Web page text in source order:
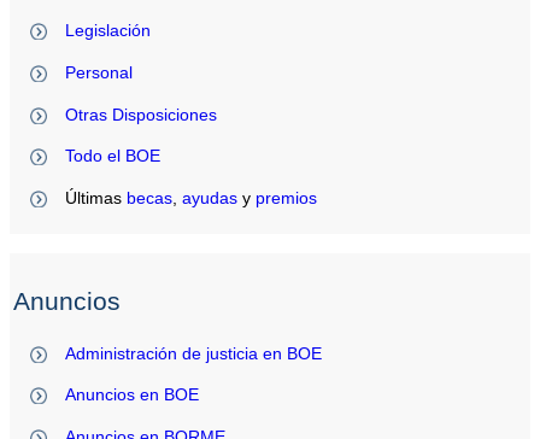
Legislación
Personal
Otras Disposiciones
Todo el BOE
Últimas becas ,ayudas y premios
Anuncios
Administración de justicia en BOE
Anuncios en BOE